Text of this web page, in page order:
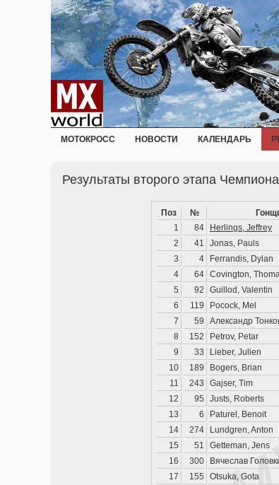
МОТОКРОСС НОВОСТИ КАЛЕНДАРЬ
Результаты второго этапа
Поз №
1
84 Herlings, Jeffrey
2
41 Jonas, Pauls
3
4 Ferrandis, Dylan
4
64 Covington,
5
92 Guillod, Valentin
6
119 Pocock, Mel
7
59 Александр
8
152 Petrov, Petar
9
33 Lieber, Julien
10
189 Bogers, Brian
11
243 Gajser, Tim
12
95 Justs, Roberts
13
6 Paturel, Benoit
14
274 Lundgren, Anton
15
51 Getteman, Jens
16
300 Вячеслав
17
155 Otsuka, Gota